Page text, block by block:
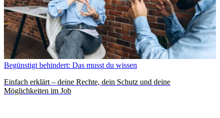
Begünstigt behindert: Das musst du wissen
Einfach erklärt – deine Rechte, dein Schutz und deine
Möglichkeiten im Job